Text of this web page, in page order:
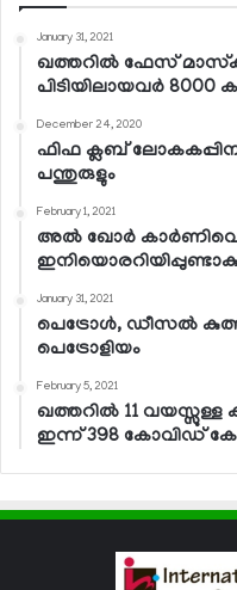
January 31, 2021
ഖത്തറില്‍ ഫേസ് മാസ്‌ക്
പിടിയിലായവര്‍ 8000
December 24, 2020
ഫിഫ ക്ലബ്
പന്തുരുളും
February 1, 2021
അല്‍ ഖോര്‍
January 31, 2021
പെട്രോള്‍, ഡീസല്‍
പെട്രോളിയം
February 5, 2021
ഖത്തറില്‍ 11 വയസ്സുള്ള
ഇന്ന് 398 കോവിഡ്